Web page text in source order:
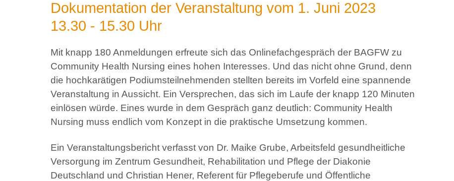
Dokumentation der Veranstaltung vom 1. Juni 2023
13.30 - 15.30 Uhr
Mit knapp 180 Anmeldungen erfreute sich das Onlinefachgespräch der BAGFW zu
Community Health Nursing eines hohen Interesses. Und das nicht ohne Grund, denn
die hochkarätigen Podiumsteilnehmenden stellten bereits im Vorfeld eine spannende
Veranstaltung in Aussicht. Ein Versprechen, das sich im Laufe der knapp 120 Minuten
einlösen würde. Eines wurde in dem Gespräch ganz deutlich: Community Health
Nursing muss endlich vom Konzept in die praktische Umsetzung kommen.
Ein Veranstaltungsbericht verfasst von Dr. Maike Grube, Arbeitsfeld gesundheitliche
Versorgung im Zentrum Gesundheit, Rehabilitation und Pflege der Diakonie
Deutschland und Christian Hener, Referent für Pflegeberufe und Öffentliche